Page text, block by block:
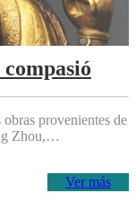
provenientes de
Zhou,…
Ver más